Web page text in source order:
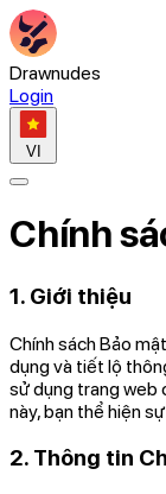
Drawnudes
Login
VI
Chính
1. Giới thiệu
Chính sách Bảo
dụng và tiết lộ
sử dụng trang web
này, bạn thể hiện
2. Thông tin